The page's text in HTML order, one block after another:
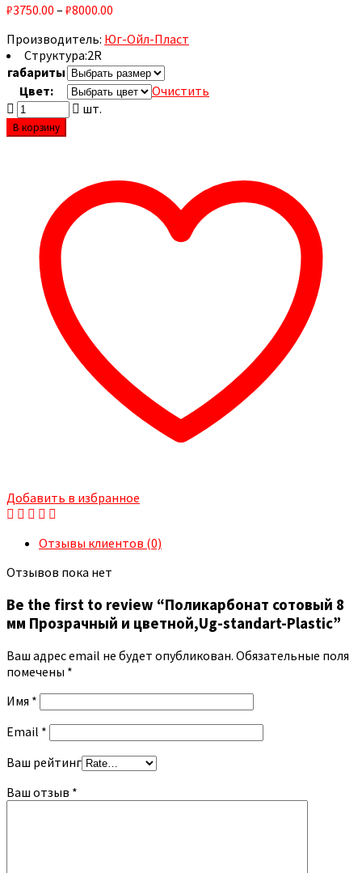
₽3750.00 – ₽8000.00
Производитель: Юг-Ойл-Пласт
Структура:2R
габариты
Цвет:
Очистить
шт.
В корзину
Добавить в избранное
Отзывы клиентов (0)
Отзывов пока нет
Be the first to review “Поликарбонат сотовый 8
мм Прозрачный и цветной,Ug-standart-Plastic”
Ваш адрес email не будет опубликован. Обязательные поля
помечены *
Имя *
Email *
Ваш рейтинг
Ваш отзыв *